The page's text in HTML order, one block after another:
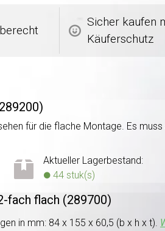
Sicher kaufen
Käuferschutz
für die flache Montage. Es
Aktueller Lagerbestand:
44 stuk(s)
fach flach (289700)
in mm: 84 x 155 x 60,5 (b x h x t).